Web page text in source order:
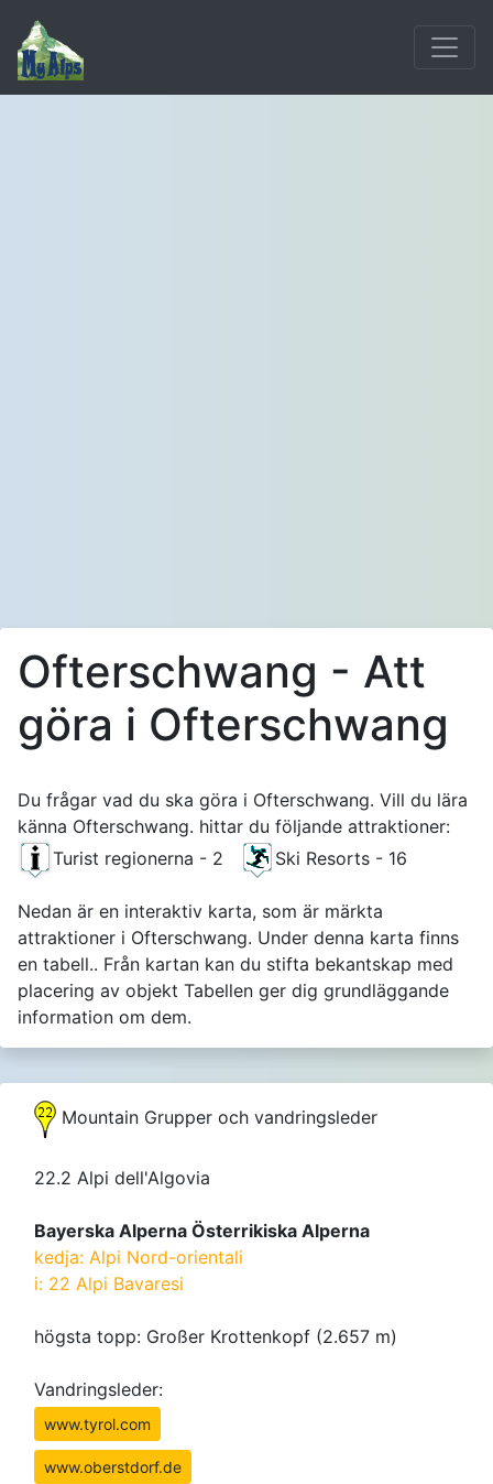
Ofterschwang - Att
göra i Ofterschwang
Du frågar vad du ska göra i Ofterschwang. Vill du lära
känna Ofterschwang. hittar du följande attraktioner:
Turist regionerna - 2
Ski Resorts - 16
Nedan är en interaktiv karta, som är märkta
attraktioner i Ofterschwang. Under denna karta finns
en tabell.. Från kartan kan du stifta bekantskap med
placering av objekt Tabellen ger dig grundläggande
information om dem.
Mountain Grupper och vandringsleder
22.2 Alpi dell'Algovia
Bayerska Alperna Österrikiska Alperna
kedja: Alpi Nord-orientali
i: 22 Alpi Bavaresi
högsta topp: Großer Krottenkopf (2.657 m)
Vandringsleder:
www.tyrol.com
www.oberstdorf.de